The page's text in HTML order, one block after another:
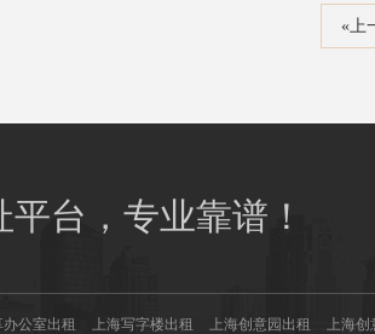
«上
平台，专业靠谱！
办公室出租 上海写字楼出租 上海创意园出租 上海创